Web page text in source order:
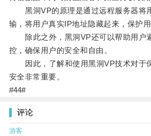
黑洞VP的原理是通过远程服务器将
输，将用户真实IP地址隐藏起来，保护用
除此之外，黑洞VP还可以帮助用户
控，确保用户的安全和自由。
因此，了解和使用黑洞VP技术对于
安全非常重要。
#44#
评论
游客